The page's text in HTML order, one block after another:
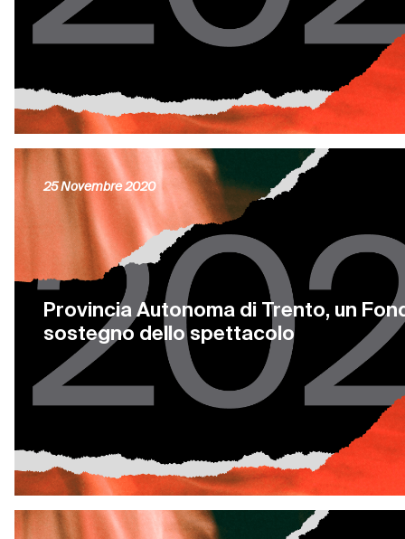
Provincia Autonoma di Trento, un
sostegno dello spettacolo
25 Novembre 2020